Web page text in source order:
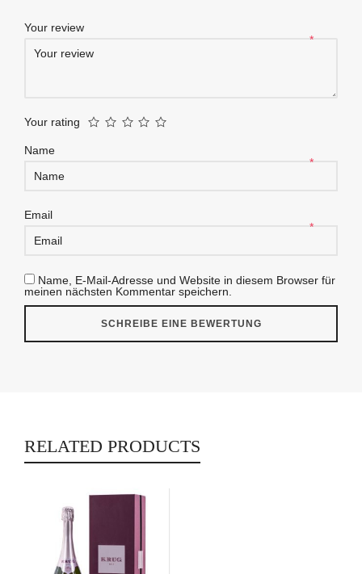
Your review
*
Your rating
Name
*
Email
*
Name, E-Mail-Adresse und Website in diesem Browser für
meinen nächsten Kommentar speichern.
RELATED PRODUCTS